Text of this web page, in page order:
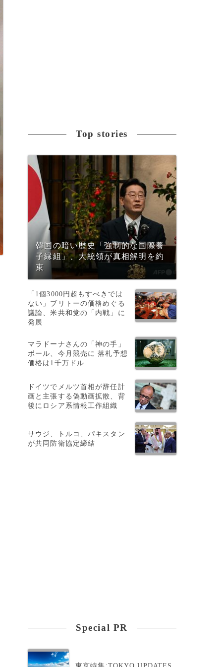
Top stories
韓国の暗い歴史「強制的な国際養
子縁組」、大統領が真相解明を約
束
「1個3000円超もすべきでは
ない」ブリトーの価格めぐる
議論、米共和党の「内戦」に
発展
マラドーナさんの「神の手」
ボール、今月競売に 落札予想
価格は1千万ドル
ドイツでメルツ首相が辞任計
画と主張する偽動画拡散、背
後にロシア系情報工作組織
サウジ、トルコ、パキスタン
が共同防衛協定締結
Special PR
東京特集:TOKYO UPDATES